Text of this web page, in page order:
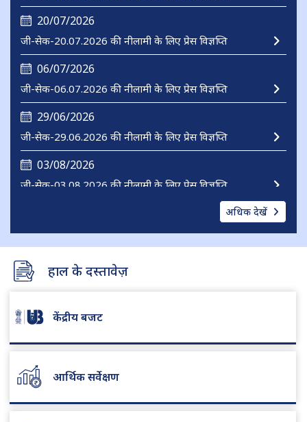
20/07/2026
जी-सेक-20.07.2026 की नीलामी के लिए प्रेस विज्ञप्ति
06/07/2026
जी-सेक-06.07.2026 की नीलामी के लिए प्रेस विज्ञप्ति
29/06/2026
जी-सेक-29.06.2026 की नीलामी के लिए प्रेस विज्ञप्ति
03/08/2026
जी-सेक-03.08.2026 की नीलामी के लिए प्रेस विज्ञप्ति
अधिक देखें
हाल के दस्तावेज़
केंद्रीय बजट
आर्थिक सर्वेक्षण